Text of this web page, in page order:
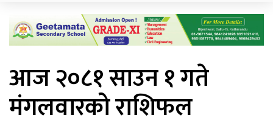
आज २०८१ साउन १ गते
मंगलवारको राशिफल